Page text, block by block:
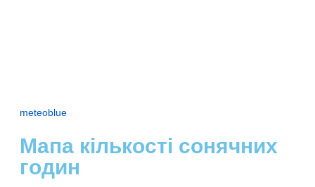
meteoblue
Мапа кількості сонячних
годин